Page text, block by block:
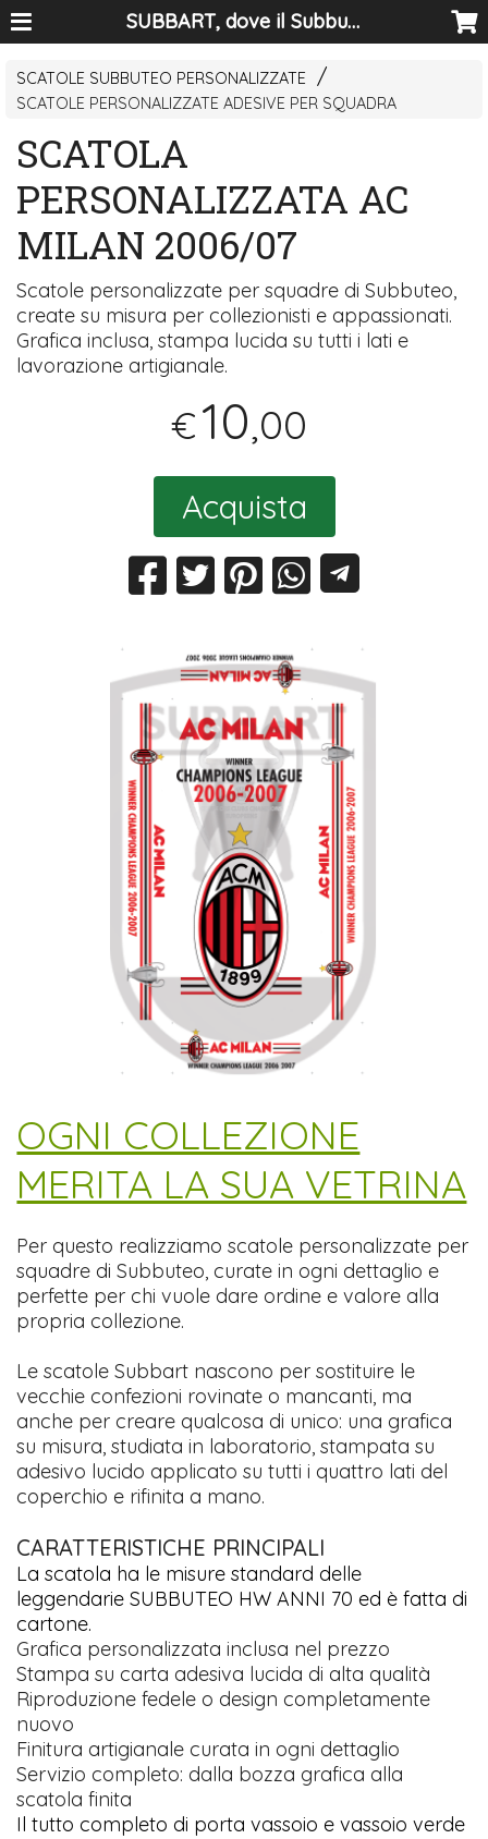
SUBBART, dove il Subbuteo diventa arte
SCATOLE SUBBUTEO PERSONALIZZATE
SCATOLE PERSONALIZZATE ADESIVE PER SQUADRA
SCATOLA
PERSONALIZZATA AC
MILAN 2006/07
Scatole personalizzate per squadre di Subbuteo,
create su misura per collezionisti e appassionati.
Grafica inclusa, stampa lucida su tutti i lati e
lavorazione artigianale.
€10,00
Acquista
​OGNI COLLEZIONE
MERITA LA SUA VETRINA
Per questo realizziamo scatole personalizzate per
squadre di Subbuteo, curate in ogni dettaglio e
perfette per chi vuole dare ordine e valore alla
propria collezione.
Le scatole Subbart nascono per sostituire le
vecchie confezioni rovinate o mancanti, ma
anche per creare qualcosa di unico: una grafica
su misura, studiata in laboratorio, stampata su
adesivo lucido applicato su tutti i quattro lati del
coperchio e rifinita a mano.
CARATTERISTICHE PRINCIPALI
La scatola ha le misure standard delle
leggendarie SUBBUTEO HW ANNI 70 ed è fatta di
cartone.
Grafica personalizzata inclusa nel prezzo
Stampa su carta adesiva lucida di alta qualità
Riproduzione fedele o design completamente
nuovo
Finitura artigianale curata in ogni dettaglio
Servizio completo: dalla bozza grafica alla
scatola finita
Il tutto completo di porta vassoio e vassoio verde